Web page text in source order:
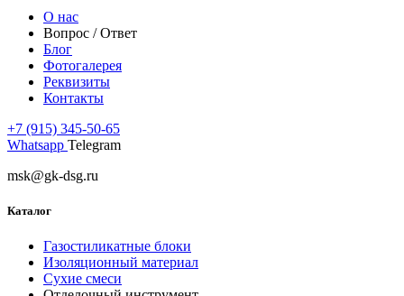
О нас
Вопрос / Ответ
Блог
Фотогалерея
Реквизиты
Контакты
+7 (915) 345-50-65
Whatsapp Telegram
msk@gk-dsg.ru
Каталог
Газостиликатные блоки
Изоляционный материал
Сухие смеси